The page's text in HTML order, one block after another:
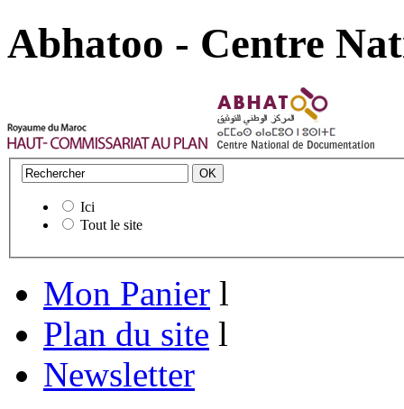
Abhatoo - Centre
Ici
Tout le site
Mon Panier l
Plan du site l
Newsletter